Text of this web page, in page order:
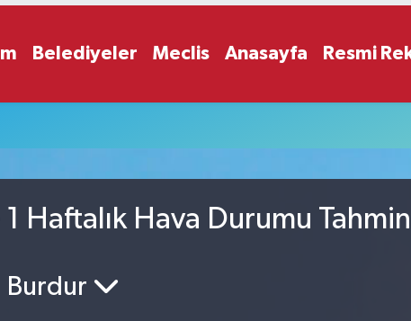
Belediyeler Meclis Anasayfa Resmi
1 Haftalık Hava Durumu
Burdur